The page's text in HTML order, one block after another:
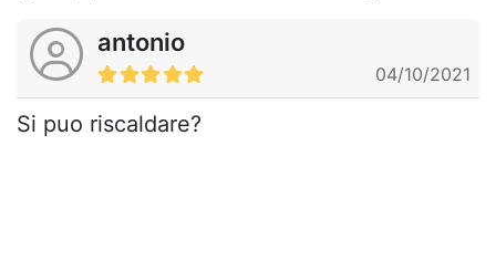
antonio
04/10/2021
Si puo riscaldare?